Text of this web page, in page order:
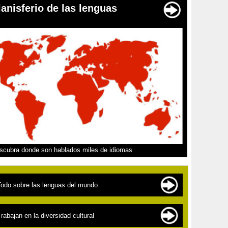
de las lenguas
donde son hablados miles de idiomas
sobre las lenguas del mundo
familias de lenguas
en la diversidad cultural